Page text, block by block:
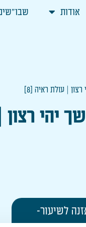
אודות
| עולת ראיה [8]
יהי רצון
לשיעור-